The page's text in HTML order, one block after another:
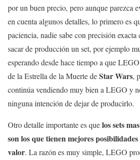
por un buen precio, pero aunque parezca
en cuenta algunos detalles, lo primero es
paciencia, nadie sabe con precisión
sacar de producción un set, por ejemplo
esperando desde hace tiempo a que
de la Estrella de la Muerte deStar Wars,
continúa vendiendo muy bien a LEGO y
ninguna intención de dejar de producirlo.
Otro detalle importante es quelos sets
son los que tienen mejores
valor. La razón es muy simple, LEGO